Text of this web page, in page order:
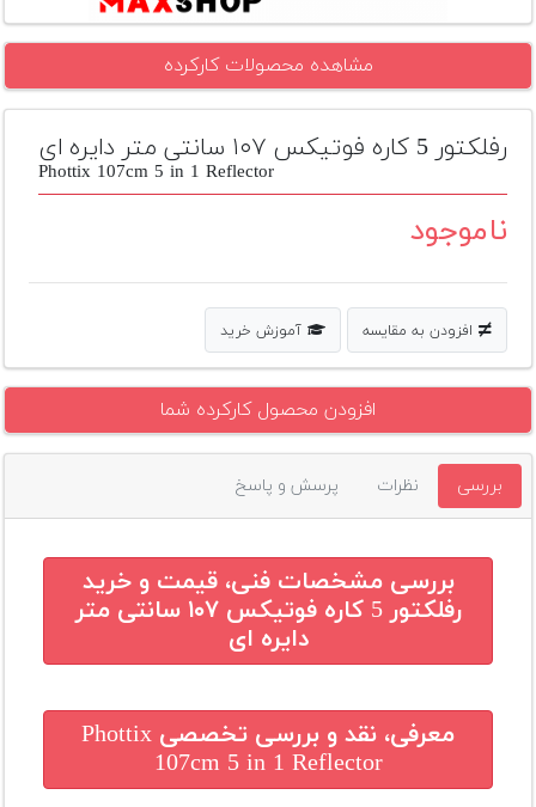
پلاس
افزودن
دست
دوم
دوربین
بله
مشاهده محصولات کارکرده
رفلکتور 5 کاره فوتیکس ۱۰۷ سانتی متر دایره ای
Phottix 107cm 5 in 1 Reflector
ناموجود
افزودن به مقایسه آموزش خرید
افزودن محصول کارکرده شما
بررسی نظرات پرسش و پاسخ
بررسی مشخصات فنی، قیمت و خرید
رفلکتور 5 کاره فوتیکس ۱۰۷ سانتی متر
دایره ای
معرفی، نقد و بررسی تخصصی Phottix
107cm 5 in 1 Reflector